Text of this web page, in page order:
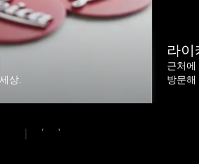
상.
라
근처
방문